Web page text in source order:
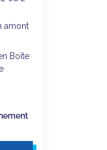
amont
Boîte